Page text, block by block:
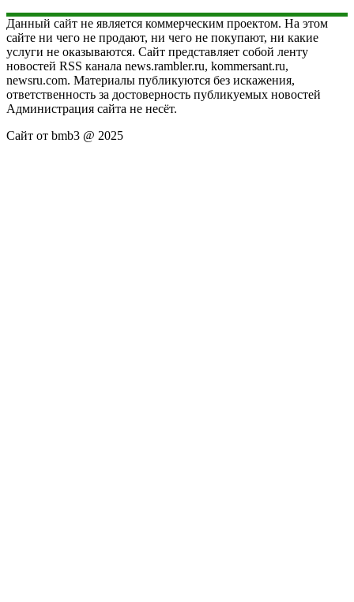
Данный сайт не является коммерческим проектом. На этом
сайте ни чего не продают, ни чего не покупают, ни какие
услуги не оказываются. Сайт представляет собой ленту
новостей RSS канала news.rambler.ru, kommersant.ru,
newsru.com. Материалы публикуются без искажения,
ответственность за достоверность публикуемых новостей
Администрация сайта не несёт.
Сайт от bmb3 @ 2025